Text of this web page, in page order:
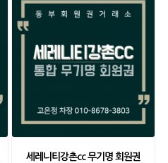
세레니티강촌cc 무기명 회원권